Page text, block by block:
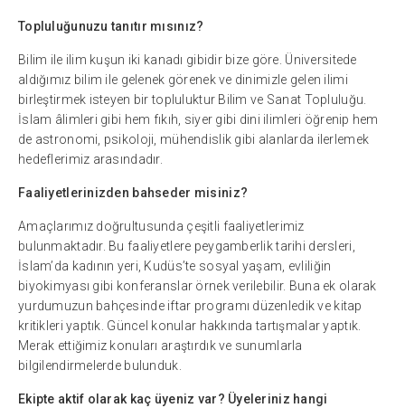
Topluluğunuzu tanıtır mısınız?
Bilim ile ilim kuşun iki kanadı gibidir bize göre. Üniversitede
aldığımız bilim ile gelenek görenek ve dinimizle gelen ilimi
birleştirmek isteyen bir topluluktur Bilim ve Sanat Topluluğu.
İslam âlimleri gibi hem fıkıh, siyer gibi dini ilimleri öğrenip hem
de astronomi, psikoloji, mühendislik gibi alanlarda ilerlemek
hedeflerimiz arasındadır.
Faaliyetlerinizden bahseder misiniz?
Amaçlarımız doğrultusunda çeşitli faaliyetlerimiz
bulunmaktadır. Bu faaliyetlere peygamberlik tarihi dersleri,
İslam’da kadının yeri, Kudüs’te sosyal yaşam, evliliğin
biyokimyası gibi konferanslar örnek verilebilir. Buna ek olarak
yurdumuzun bahçesinde iftar programı düzenledik ve kitap
kritikleri yaptık. Güncel konular hakkında tartışmalar yaptık.
Merak ettiğimiz konuları araştırdık ve sunumlarla
bilgilendirmelerde bulunduk.
Ekipte aktif olarak kaç üyeniz var? Üyeleriniz hangi